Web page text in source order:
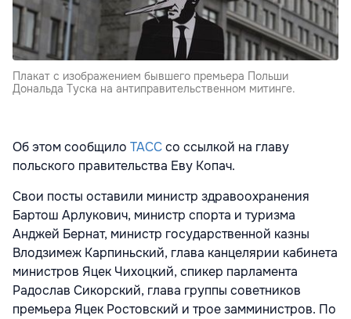
Плакат с изображением бывшего премьера Польши
Дональда Туска на антиправительственном митинге.
Об этом сообщило ТАССсо ссылкой на главу
польского правительства Еву Копач.
Свои посты оставили министр здравоохранения
Бартош Арлукович, министр спорта и туризма
Анджей Бернат, министр государственной казны
Влодзимеж Карпиньский, глава канцелярии кабинета
министров Яцек Чихоцкий, спикер парламента
Радослав Сикорский, глава группы советников
премьера Яцек Ростовский и трое замминистров. По